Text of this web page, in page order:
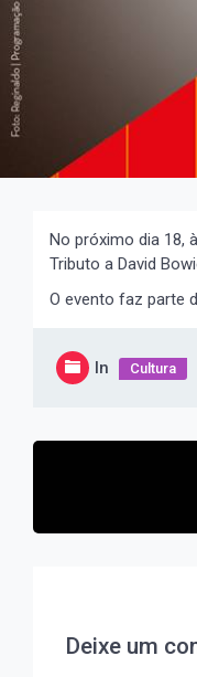
No próximo dia 18,
Tributo a David
O evento faz parte
In Cultura
Post
Deixe um